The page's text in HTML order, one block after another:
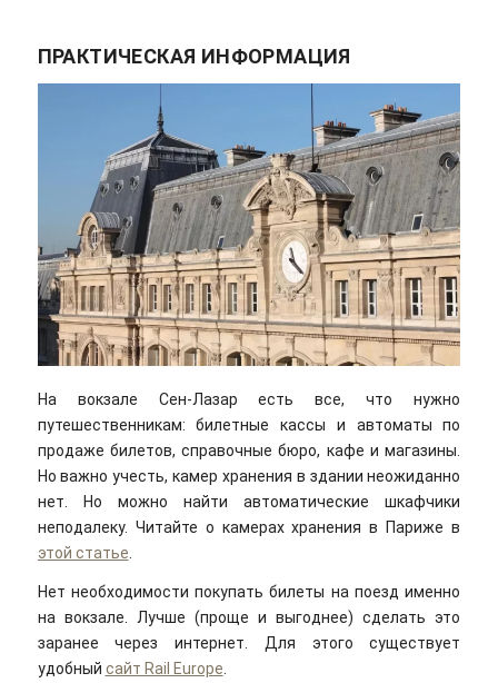
ПРАКТИЧЕСКАЯ ИНФОРМАЦИЯ
На вокзале Сен-Лазар есть все, что нужно
путешественникам: билетные кассы и автоматы по
продаже билетов, справочные бюро, кафе и магазины.
Но важно учесть, камер хранения в здании неожиданно
нет. Но можно найти автоматические шкафчики
неподалеку. Читайте о камерах хранения в Париже в
этой статье
Нет необходимости покупать билеты на поезд именно
на вокзале. Лучше (проще и выгоднее) сделать это
заранее через интернет. Для этого существует
удобный сайт Rail Europe